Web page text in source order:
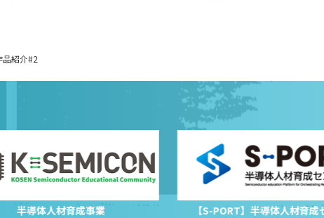
品紹介#2
半導体人材育成事業
【S-PORT】半導体人材育成